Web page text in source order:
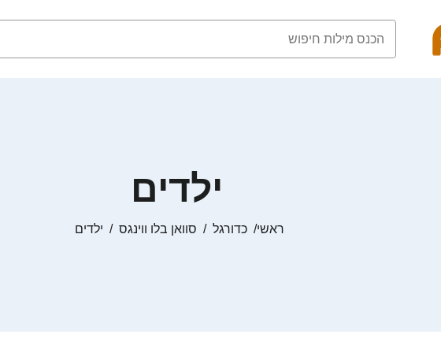
ילדים
ראשי כדורגל סוואן בלו ווינגס ילדים